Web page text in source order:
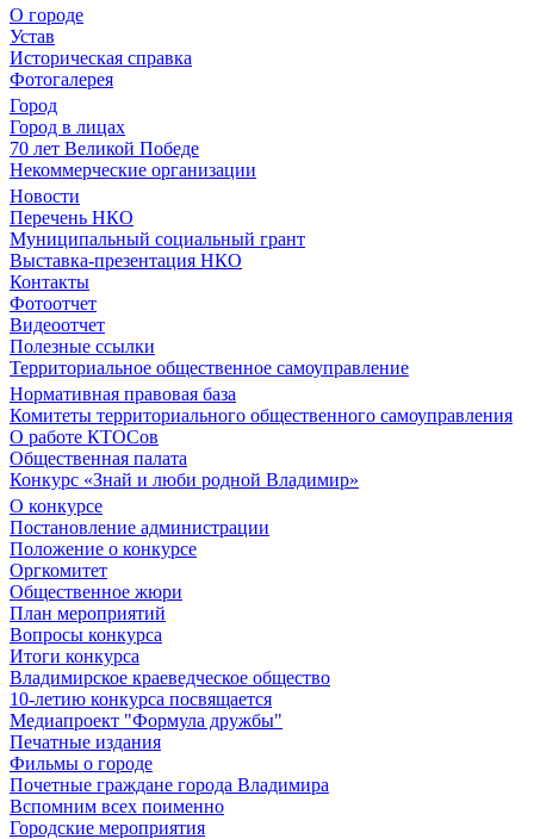
О городе
Устав
Историческая справка
Фотогалерея
Город
Город в лицах
70 лет Великой Победе
Некоммерческие организации
Новости
Перечень НКО
Муниципальный социальный грант
Выставка-презентация НКО
Контакты
Фотоотчет
Видеоотчет
Полезные ссылки
Территориальное общественное самоуправление
Нормативная правовая база
Комитеты территориального общественного самоуправления
О работе КТОСов
Общественная палата
Конкурс «Знай и люби родной Владимир»
О конкурсе
Постановление администрации
Положение о конкурсе
Оргкомитет
Общественное жюри
План мероприятий
Вопросы конкурса
Итоги конкурса
Владимирское краеведческое общество
10-летию конкурса посвящается
Медиапроект "Формула дружбы"
Печатные издания
Фильмы о городе
Почетные граждане города Владимира
Вспомним всех поименно
Городские мероприятия